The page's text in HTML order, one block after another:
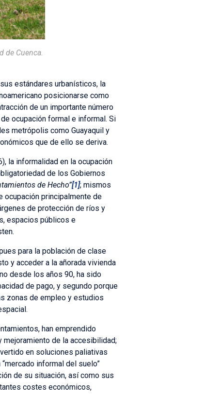
de Cuenca.
estándares urbanísticos, la
posicionarse como
de un importante número
ocupación formal e informal. Si
metrópolis como Guayaquil y
que de ello se deriva.
la informalidad en la ocupación
de los Gobiernos
de Hecho”[1]; mismos
ocupación principalmente de
de protección de ríos y
espacios públicos e
para la población de clase
y acceder a la añorada vivienda
desde los años 90, ha sido
de pago, y segundo porque
zonas de empleo y estudios
han emprendido
de la accesibilidad;
en soluciones paliativas
informal del suelo”
de su situación, así como sus
costes económicos,